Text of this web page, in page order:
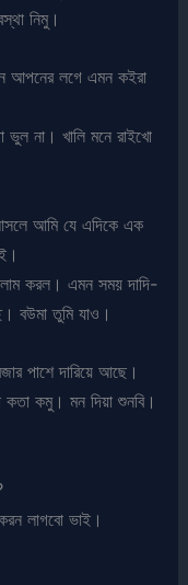
নিমু।
আপনের লগে এমন কইরা
না। খালি মনে রাইখো
আমি যে এদিকে এক
করল। এমন সময় দাদি-
বউমা তুমি যাও।
পাশে দারিয়ে আছে।
কতা কমু। মন দিয়া শুনবি।
লাগবো ভাই।